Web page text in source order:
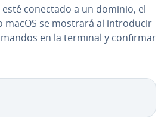
conectado a un dominio, el
macOS se mostrará al in­tro­du­cir
en la terminal y confirmar